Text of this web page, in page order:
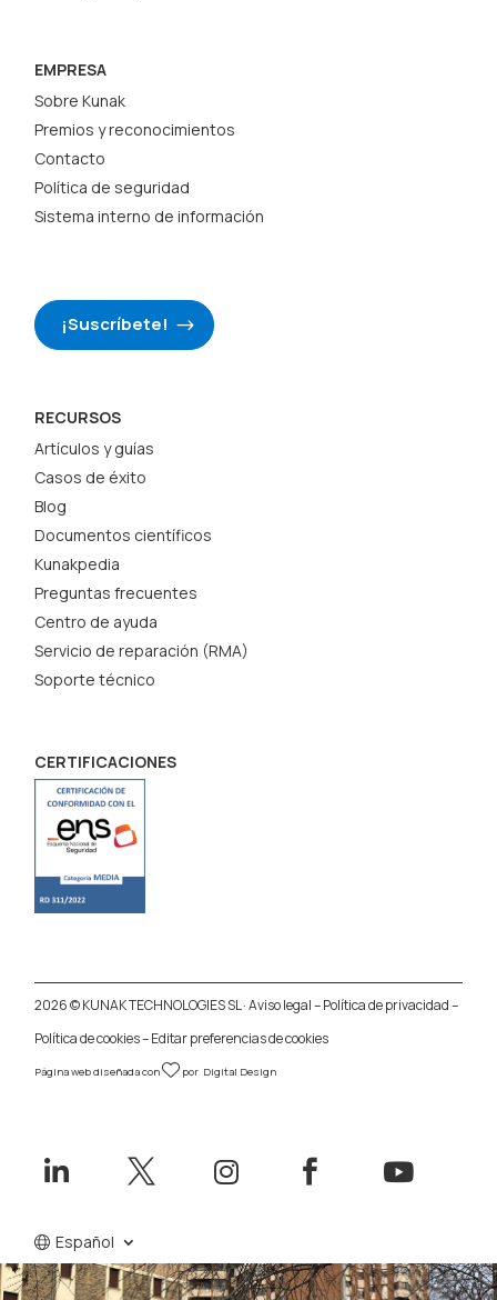
EMPRESA
Sobre Kunak
Premios y reconocimientos
Contacto
Política de seguridad
Sistema interno de información
¡Suscríbete!
RECURSOS
Artículos y guías
Casos de éxito
Blog
Documentos científicos
Kunakpedia
Preguntas frecuentes
Centro de ayuda
Servicio de reparación (RMA)
Soporte técnico
CERTIFICACIONES
2026 © KUNAK TECHNOLOGIES SL ·Aviso legal–Política de privacidad–
Política de cookies–Editar preferencias de cookies
Página web diseñada con por Digital Design
    
Español